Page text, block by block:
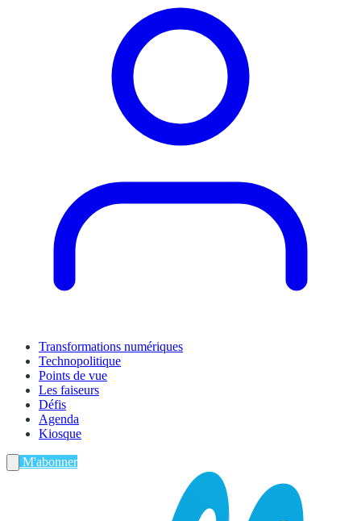
Transformations numériques
Technopolitique
Points de vue
Les faiseurs
Défis
Agenda
Kiosque
M'abonner